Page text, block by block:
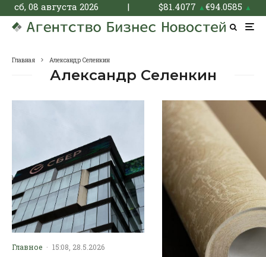
сб, 08 августа 2026 | $81.4077 ▲€94.0585 ▲
Главная Александр Селенкин
Александр Селенкин
Главное · 15:08, 28.5.2026